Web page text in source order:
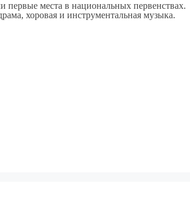
места в национальных первенствах.
хоровая и инструментальная музыка.